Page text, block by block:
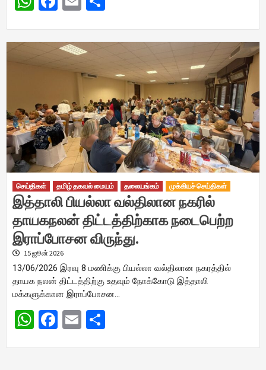
செய்திகள் தமிழ் தகவல் மையம் தலையங்கம் முக்கியச் செய்திகள்
இத்தாலி பியல்லா வல்திலான நகரில்
தாயகநலன் திட்டத்திற்காக நடைபெற்ற
இராப்போசன விருந்து.
15 ஜூன் 2026
13/06/2026 இரவு 8 மணிக்கு பியல்லா வல்திலான நகரத்தில்
தாயக நலன் திட்டத்திற்கு உதவும் நோக்கோடு இத்தாலி
மக்களுக்கான இராப்போசன…
WhatsApp
Facebook
Email